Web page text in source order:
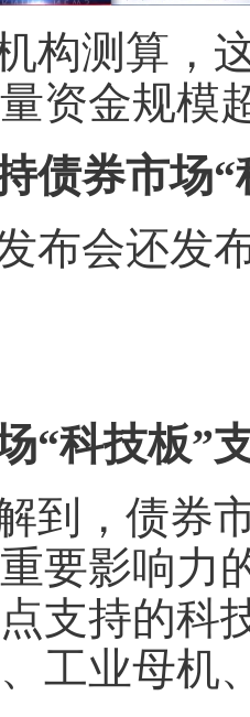
构测算，
资金规模
债券市场“
布会还发
“科技板”
到，债券
要影响力
支持的科
工业母机